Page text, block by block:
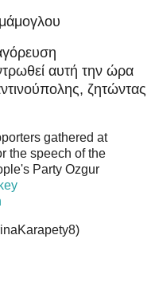
αυτή την ώρα
ζητώντας
gathered at
the speech of the
Party Ozgur